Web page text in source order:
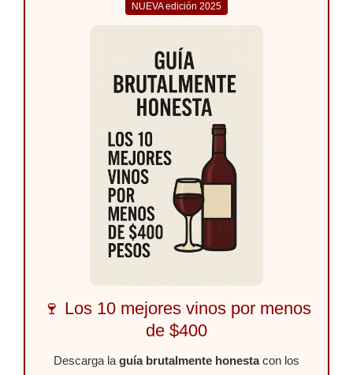
NUEVA edición 2025
🍷 Los 10 mejores vinos por menos
de $400
Descarga la guía brutalmente honestacon los